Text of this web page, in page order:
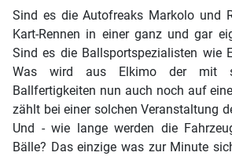
Sind es die Autofreaks Markolo und
Kart-Rennen in einer ganz und gar
Sind es die Ballsportspezialisten wie
Was wird aus Elkimo der mit
Ballfertigkeiten nun auch noch auf
zählt bei einer solchen Veranstaltung
Und - wie lange werden die
Bälle? Das einzige was zur Minute